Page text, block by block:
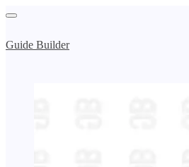
Guide Builder